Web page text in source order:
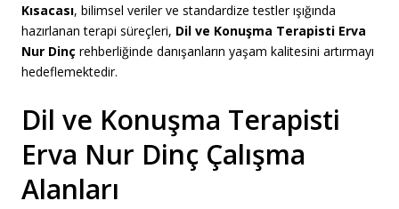
Kısacası, bilimsel veriler ve standardize testler ışığında
hazırlanan terapi süreçleri, Dil ve Konuşma Terapisti Erva
Nur Dinç rehberliğinde danışanların yaşam kalitesini artırmayı
hedeflemektedir.
Dil ve Konuşma Terapisti
Erva Nur Dinç Çalışma
Alanları